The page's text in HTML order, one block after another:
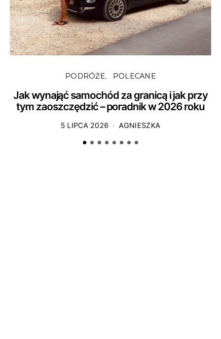
PODRÓŻE POLECANE
Jak wynająć samochód za granicą i jak przy
tym zaoszczędzić – poradnik w 2026 roku
5 LIPCA 2026 AGNIESZKA